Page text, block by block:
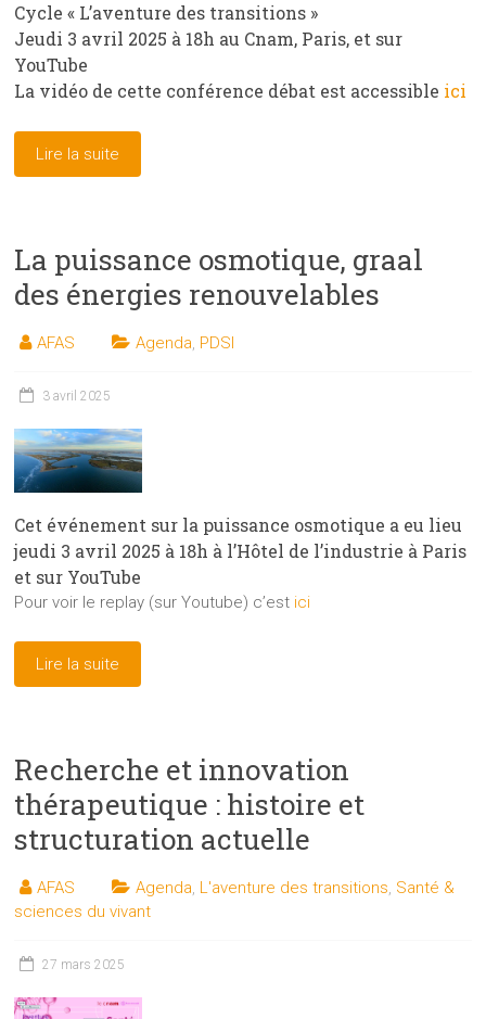
Cycle « L’aventure des transitions »
Jeudi 3 avril 2025 à 18h au Cnam, Paris, et sur
YouTube
La vidéo de cette conférence débat est accessible ici
Lire la suite
La puissance osmotique, graal
des énergies renouvelables
AFAS Agenda, PDSI
3 avril 2025
Cet événement sur la puissance osmotique a eu lieu
jeudi 3 avril 2025 à 18h à l’Hôtel de l’industrie à Paris
et sur YouTube
Pour voir le replay (sur Youtube) c’est ici
Lire la suite
Recherche et innovation
thérapeutique : histoire et
structuration actuelle
AFAS Agenda, L'aventure des transitions, Santé &
sciences du vivant
27 mars 2025